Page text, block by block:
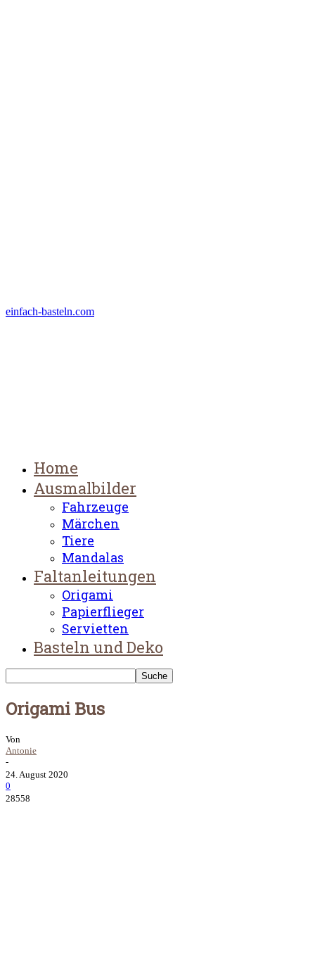
einfach-basteln.com
Home
Ausmalbilder
Fahrzeuge
Märchen
Tiere
Mandalas
Faltanleitungen
Origami
Papierflieger
Servietten
Basteln und Deko
Origami Bus
Von
Antonie
-
24. August 2020
0
28558